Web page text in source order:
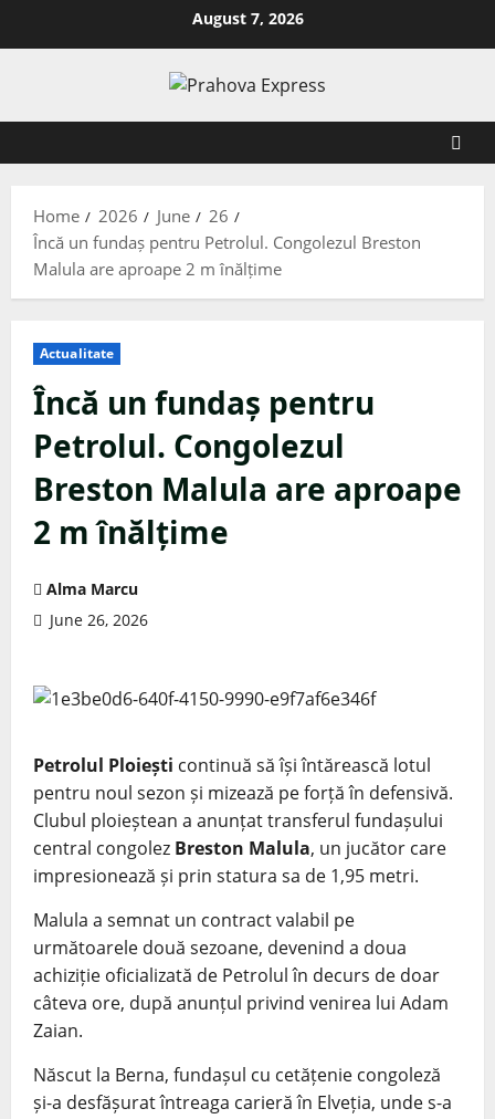
August 7, 2026
Home 2026 June
26
Încă un fundaș pentru Petrolul. Congolezul Breston
Malula are aproape 2 m înălțime
Actualitate
Încă un fundaș pentru
Petrolul. Congolezul
Breston Malula are aproape
2 m înălțime
Alma Marcu
June 26, 2026
Petrolul Ploiești continuă să își întărească lotul
pentru noul sezon și mizează pe forță în defensivă.
Clubul ploieștean a anunțat transferul fundașului
central congolez Breston Malula, un jucător care
impresionează și prin statura sa de 1,95 metri.
Malula a semnat un contract valabil pe
următoarele două sezoane, devenind a doua
achiziție oficializată de Petrolul în decurs de doar
câteva ore, după anunțul privind venirea lui Adam
Zaian.
Născut la Berna, fundașul cu cetățenie congoleză
și-a desfășurat întreaga carieră în Elveția, unde s-a